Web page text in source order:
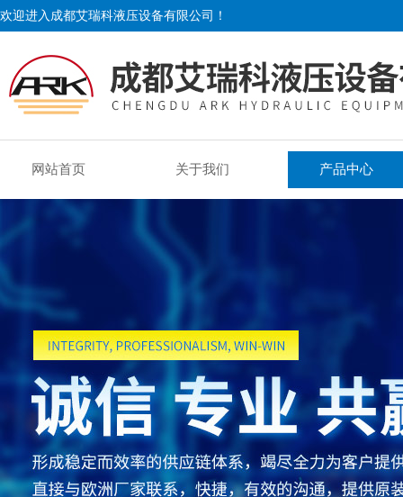
欢迎进入成都艾瑞科液压设备有限公司！
网站首页 关于我们 产品中心